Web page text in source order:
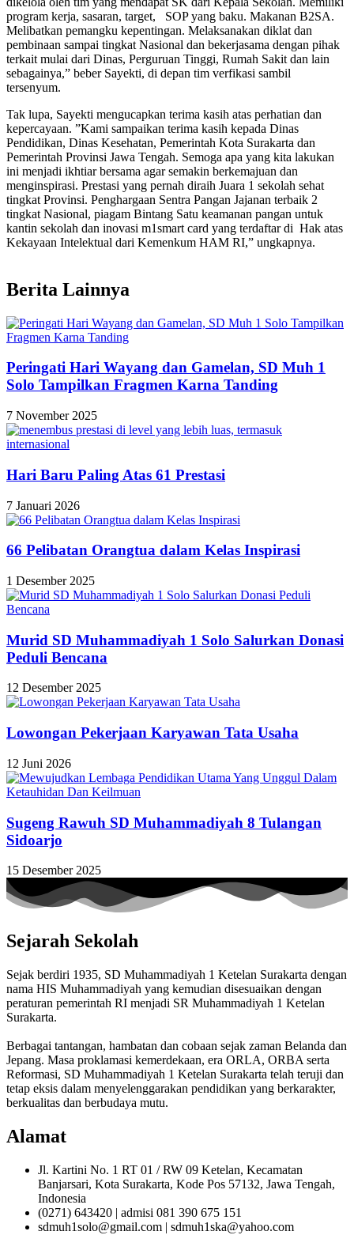
program kerja, sasaran, target, SOP yang baku. Makanan B2SA.
Melibatkan pemangku kepentingan. Melaksanakan diklat dan
pembinaan sampai tingkat Nasional dan bekerjasama dengan pihak
terkait mulai dari Dinas, Perguruan Tinggi, Rumah Sakit dan lain
sebagainya,” beber Sayekti, di depan tim verfikasi sambil
tersenyum.
Tak lupa, Sayekti mengucapkan terima kasih atas perhatian dan
kepercayaan. ”Kami sampaikan terima kasih kepada Dinas
Pendidikan, Dinas Kesehatan, Pemerintah Kota Surakarta dan
Pemerintah Provinsi Jawa Tengah. Semoga apa yang kita lakukan
ini menjadi ikhtiar bersama agar semakin berkemajuan dan
menginspirasi. Prestasi yang pernah diraih Juara 1 sekolah sehat
tingkat Provinsi. Penghargaan Sentra Pangan Jajanan terbaik 2
tingkat Nasional, piagam Bintang Satu keamanan pangan untuk
kantin sekolah dan inovasi m1smart card yang terdaftar di Hak atas
Kekayaan Intelektual dari Kemenkum HAM RI,” ungkapnya.
Berita Lainnya
Peringati Hari Wayang dan Gamelan, SD Muh 1
Solo Tampilkan Fragmen Karna Tanding
7 November 2025
Hari Baru Paling Atas 61 Prestasi
7 Januari 2026
66 Pelibatan Orangtua dalam Kelas Inspirasi
1 Desember 2025
Murid SD Muhammadiyah 1 Solo Salurkan Donasi
Peduli Bencana
12 Desember 2025
Lowongan Pekerjaan Karyawan Tata Usaha
12 Juni 2026
Sugeng Rawuh SD Muhammadiyah 8 Tulangan
Sidoarjo
15 Desember 2025
Sejarah Sekolah
Sejak berdiri 1935, SD Muhammadiyah 1 Ketelan Surakarta dengan
nama HIS Muhammadiyah yang kemudian disesuaikan dengan
peraturan pemerintah RI menjadi SR Muhammadiyah 1 Ketelan
Surakarta.
Berbagai tantangan, hambatan dan cobaan sejak zaman Belanda dan
Jepang. Masa proklamasi kemerdekaan, era ORLA, ORBA serta
Reformasi, SD Muhammadiyah 1 Ketelan Surakarta telah teruji dan
tetap eksis dalam menyelenggarakan pendidikan yang berkarakter,
berkualitas dan berbudaya mutu.
Alamat
Jl. Kartini No. 1 RT 01 / RW 09 Ketelan, Kecamatan
Banjarsari, Kota Surakarta, Kode Pos 57132, Jawa Tengah,
Indonesia
(0271) 643420 | admisi 081 390 675 151
sdmuh1solo@gmail.com | sdmuh1ska@yahoo.com